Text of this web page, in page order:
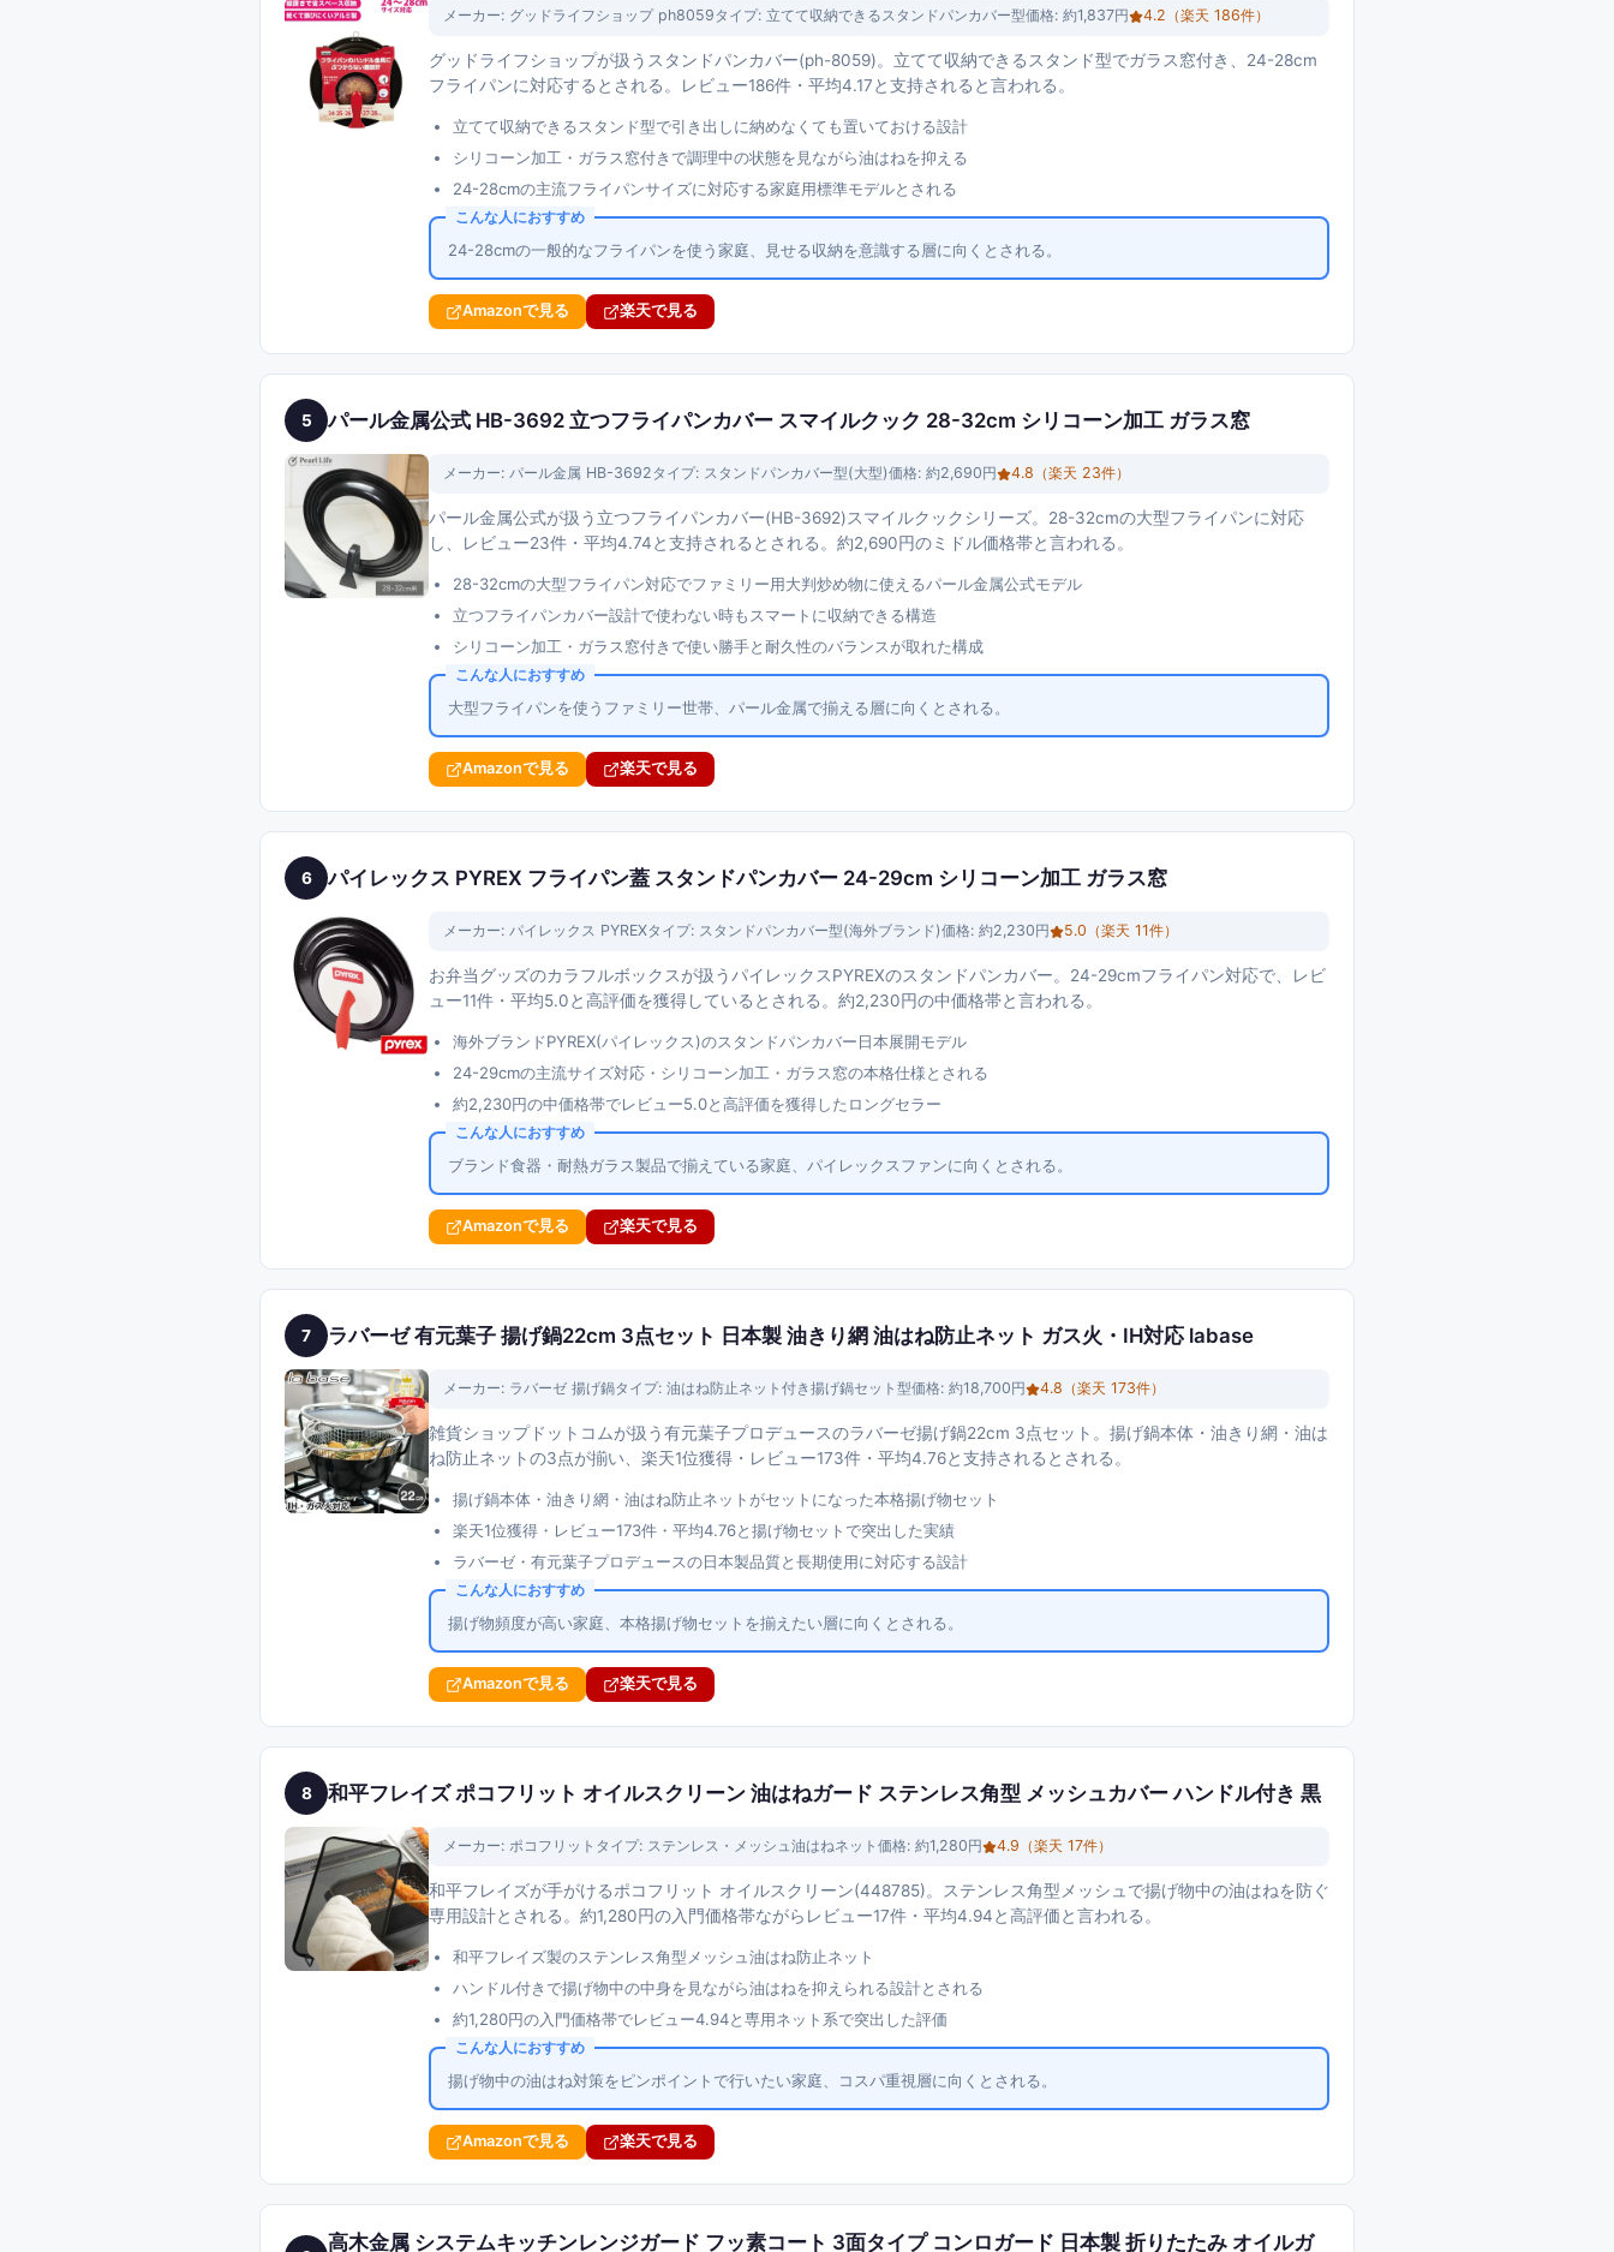
メーカー: グッドライフショップ ph8059タイプ: 立てて収納できるスタンドパンカバー型価格: 約1,837円 4.2 （楽天 186件）
グッドライフショップが扱うスタンドパンカバー(ph-8059)。立てて収納できるスタンド型でガラス窓付き、24-28cm
フライパンに対応するとされる。レビュー186件・平均4.17と支持されると言われる。
立てて収納できるスタンド型で引き出しに納めなくても置いておける設計
シリコーン加工・ガラス窓付きで調理中の状態を見ながら油はねを抑える
24-28cmの主流フライパンサイズに対応する家庭用標準モデルとされる
こんな人におすすめ
24-28cmの一般的なフライパンを使う家庭、見せる収納を意識する層に向くとされる。
Amazonで見る 楽天で見る
5 パール金属公式 HB-3692 立つフライパンカバー スマイルクック 28-32cm シリコーン加工 ガラス窓
メーカー: パール金属 HB-3692タイプ: スタンドパンカバー型(大型)価格: 約2,690円 4.8 （楽天 23件）
パール金属公式が扱う立つフライパンカバー(HB-3692)スマイルクックシリーズ。28-32cmの大型フライパンに対応
し、レビュー23件・平均4.74と支持されるとされる。約2,690円のミドル価格帯と言われる。
28-32cmの大型フライパン対応でファミリー用大判炒め物に使えるパール金属公式モデル
立つフライパンカバー設計で使わない時もスマートに収納できる構造
シリコーン加工・ガラス窓付きで使い勝手と耐久性のバランスが取れた構成
こんな人におすすめ
大型フライパンを使うファミリー世帯、パール金属で揃える層に向くとされる。
Amazonで見る 楽天で見る
6 パイレックス PYREX フライパン蓋 スタンドパンカバー 24-29cm シリコーン加工 ガラス窓
メーカー: パイレックス PYREXタイプ: スタンドパンカバー型(海外ブランド)価格: 約2,230円 5.0 （楽天 11件）
お弁当グッズのカラフルボックスが扱うパイレックスPYREXのスタンドパンカバー。24-29cmフライパン対応で、レビ
ュー11件・平均5.0と高評価を獲得しているとされる。約2,230円の中価格帯と言われる。
海外ブランドPYREX(パイレックス)のスタンドパンカバー日本展開モデル
24-29cmの主流サイズ対応・シリコーン加工・ガラス窓の本格仕様とされる
約2,230円の中価格帯でレビュー5.0と高評価を獲得したロングセラー
こんな人におすすめ
ブランド食器・耐熱ガラス製品で揃えている家庭、パイレックスファンに向くとされる。
Amazonで見る 楽天で見る
7 ラバーゼ 有元葉子 揚げ鍋22cm 3点セット 日本製 油きり網 油はね防止ネット ガス火・IH対応 labase
メーカー: ラバーゼ 揚げ鍋タイプ: 油はね防止ネット付き揚げ鍋セット型価格: 約18,700円 4.8 （楽天 173件）
雑貨ショップドットコムが扱う有元葉子プロデュースのラバーゼ揚げ鍋22cm 3点セット。揚げ鍋本体・油きり網・油は
ね防止ネットの3点が揃い、楽天1位獲得・レビュー173件・平均4.76と支持されるとされる。
揚げ鍋本体・油きり網・油はね防止ネットがセットになった本格揚げ物セット
楽天1位獲得・レビュー173件・平均4.76と揚げ物セットで突出した実績
ラバーゼ・有元葉子プロデュースの日本製品質と長期使用に対応する設計
こんな人におすすめ
揚げ物頻度が高い家庭、本格揚げ物セットを揃えたい層に向くとされる。
Amazonで見る 楽天で見る
8 和平フレイズ ポコフリット オイルスクリーン 油はねガード ステンレス角型 メッシュカバー ハンドル付き 黒
メーカー: ポコフリット タイプ: ステンレス・メッシュ油はねネット 価格: 約1,280円 4.9 （楽天 17件）
和平フレイズが手がけるポコフリット オイルスクリーン(448785)。ステンレス角型メッシュで揚げ物中の油はねを防ぐ
専用設計とされる。約1,280円の入門価格帯ながらレビュー17件・平均4.94と高評価と言われる。
和平フレイズ製のステンレス角型メッシュ油はね防止ネット
ハンドル付きで揚げ物中の中身を見ながら油はねを抑えられる設計とされる
約1,280円の入門価格帯でレビュー4.94と専用ネット系で突出した評価
こんな人におすすめ
揚げ物中の油はね対策をピンポイントで行いたい家庭、コスパ重視層に向くとされる。
Amazonで見る 楽天で見る
高木金属 システムキッチンレンジガード フッ素コート 3面タイプ コンロガード 日本製 折りたたみ オイルガ